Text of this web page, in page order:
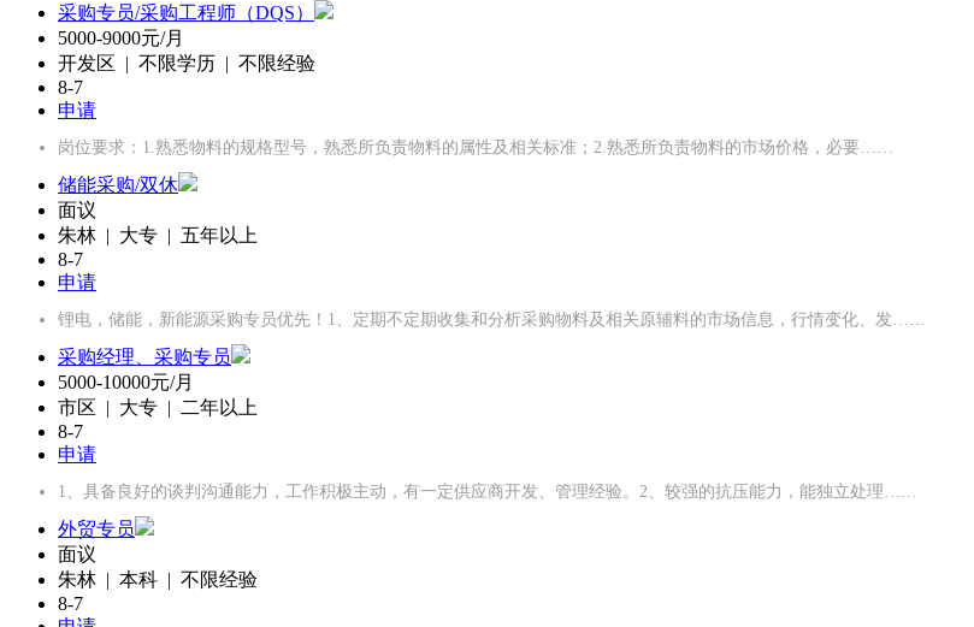
采购专员/采购工程师（DQS）
5000-9000元/月
开发区 | 不限学历 | 不限经验
8-7
申请
岗位要求：1.熟悉物料的规格型号，熟悉所负责物料的属性及相关标准；2.熟悉所负责物料的市场价格，必要……
储能采购/双休
面议
朱林 | 大专 | 五年以上
8-7
申请
锂电，储能，新能源采购专员优先！1、定期不定期收集和分析采购物料及相关原辅料的市场信息，行情变化、发……
采购经理、采购专员
5000-10000元/月
市区 | 大专 | 二年以上
8-7
申请
1、具备良好的谈判沟通能力，工作积极主动，有一定供应商开发、管理经验。2、较强的抗压能力，能独立处理……
外贸专员
面议
朱林 | 本科 | 不限经验
8-7